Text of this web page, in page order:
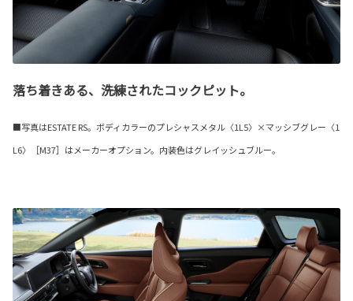
落ち着きある、洗練されたコックピット。
■写真はESTATE RS。ボディカラーのプレシャスメタル〈1L5〉×マッシブグレー〈1
L6〉［M37］はメーカーオプション。内装色はグレイッシュブルー。